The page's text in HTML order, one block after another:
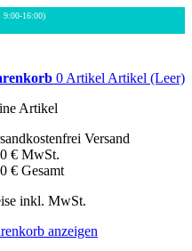
9:00-16:00)
0 Artikel Artikel (Leer)
Artikel
Versand
€ MwSt.
€ Gesamt
inkl. MwSt.
anzeigen